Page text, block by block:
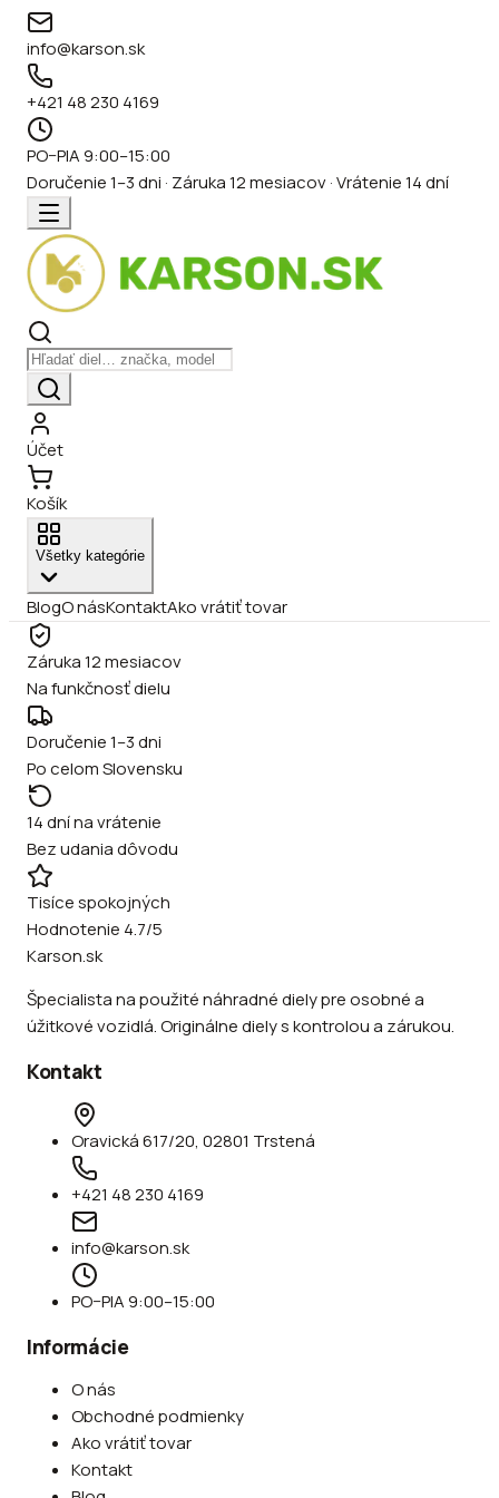
info@karson.sk
+421 48 230 4169
PO–PIA 9:00–15:00
Doručenie 1–3 dni · Záruka 12 mesiacov · Vrátenie 14 dní
Účet
Košík
Všetky kategórie
BlogO násKontaktAko vrátiť tovar
Záruka 12 mesiacov
Na funkčnosť dielu
Doručenie 1–3 dni
Po celom Slovensku
14 dní na vrátenie
Bez udania dôvodu
Tisíce spokojných
Hodnotenie 4.7/5
Karson.sk
Špecialista na použité náhradné diely pre osobné a
úžitkové vozidlá. Originálne diely s kontrolou a zárukou.
Kontakt
Oravická 617/20, 02801 Trstená
+421 48 230 4169
info@karson.sk
PO–PIA 9:00–15:00
Informácie
O nás
Obchodné podmienky
Ako vrátiť tovar
Kontakt